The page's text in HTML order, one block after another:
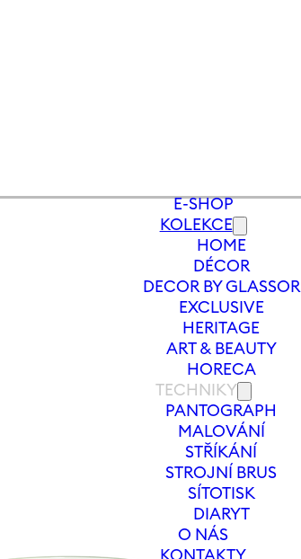
E-SHOP
KOLEKCE
HOME
DÉCOR
DECOR BY GLASSOR
EXCLUSIVE
HERITAGE
ART & BEAUTY
HORECA
TECHNIKY
PANTOGRAPH
MALOVÁNÍ
STŘÍKÁNÍ
STROJNÍ BRUS
SÍTOTISK
DIARYT
O NÁS
KONTAKTY
SKLENICE NA KOKTEJLY